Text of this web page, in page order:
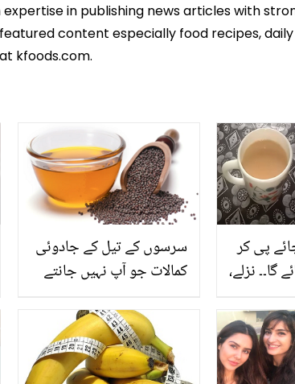
in publishing news articles with
content especially food recipes,
kfoods.com.
سرسوں کے تیل کے جادوئی
کمالات جو آپ نہیں جانتے
پی کر
نزلے،
کا